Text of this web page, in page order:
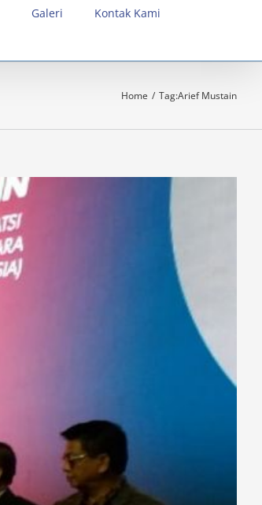
Galeri Kontak Kami
Home Tag:Arief Mustain